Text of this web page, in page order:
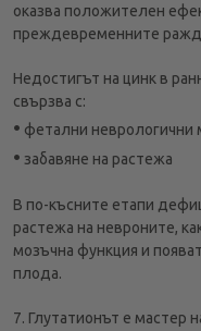
оказва положителен
преждевременните
Недостигът на цинк в
свързва с:
• фетални
• забавяне на растежа
В по-късните етапи
растежа на невроните,
мозъчна функция и
плода.
7. Глутатионът е мастер